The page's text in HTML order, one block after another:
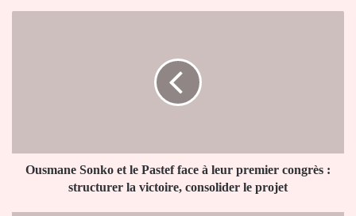
premier
congrès
Ousmane Sonko et le Pastef face à leur premier congrès :
structurer la victoire, consolider le projet